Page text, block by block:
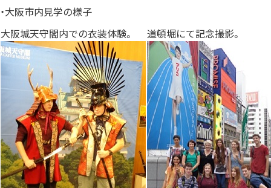
・大阪市内見学の様子
大阪城天守閣内での衣装体験。
道頓堀にて記念撮影。